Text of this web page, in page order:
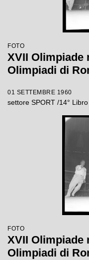
FOTO
XVII Olimpiade
Olimpiadi di
01 SETTEMBRE 1960
settore SPORT /14°
FOTO
XVII Olimpiade
Olimpiadi di